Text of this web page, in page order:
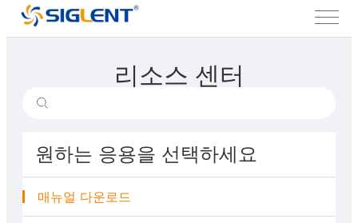
리소스 센터
원하는 응용을 선택하세요
매뉴얼 다운로드